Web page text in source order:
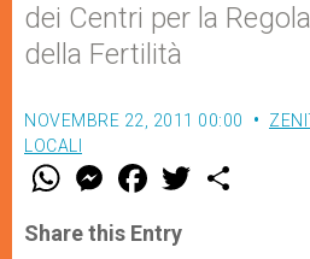
dei Centri per la
della Fertilità
NOVEMBRE 22, 2011 00:00
LOCALI
W
t
s
M
e
s
e
F
a
e
b
w
Share this Entry